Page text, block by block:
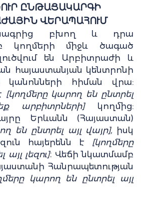
ԸՆԹԱՑԱԿԱՐԳԻ
ՎԵՐԱՊԱՀՈՒՄ
բխող և դրա
կողմերի միջև ծագած
են Արբիտրաժի և
հայաստանյան կենտրոնի
կանոնների հիման վրա:
[կողմերը կարող են ընտրել
արբիտրների]կողմից:
Երևանն (Հայաստան)
են ընտրել այլ վայր], իսկ
հայերենն է [կողմերը
լեզու]։ Վեճի նկատմամբ
Հանրապետության
կարող են ընտրել այլ